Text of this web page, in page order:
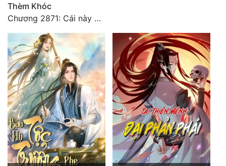
Thèm Khóc
Chương 2871: Cái này đánh nhẹ nhõm a